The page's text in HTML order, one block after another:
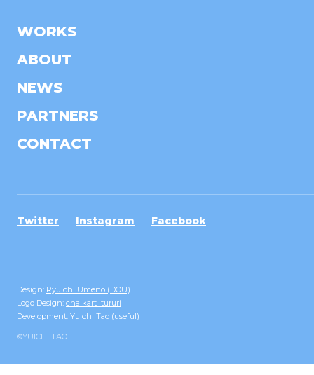
WORKS
ABOUT
NEWS
PARTNERS
CONTACT
Twitter Instagram Facebook
Design: Ryuichi Umeno (DOU)
Logo Design: chalkart_tururi
Development: Yuichi Tao (useful)
©YUICHI TAO︎